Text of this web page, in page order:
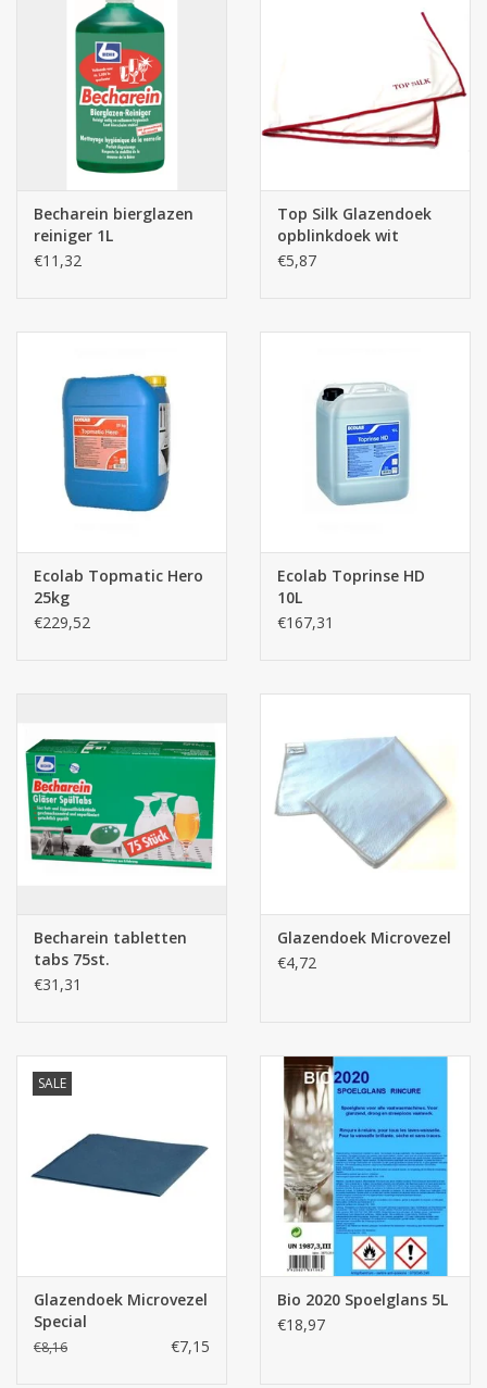
Becharein bierglazen
reiniger 1L
€11,32
Top Silk Glazendoek
opblinkdoek wit
€5,87
Ecolab Topmatic Hero
25kg
€229,52
Ecolab Toprinse HD
10L
€167,31
Becharein tabletten
tabs 75st.
€31,31
Glazendoek Microvezel
€4,72
SALE
Glazendoek Microvezel
Special
€8,16 €7,15
Bio 2020 Spoelglans 5L
€18,97